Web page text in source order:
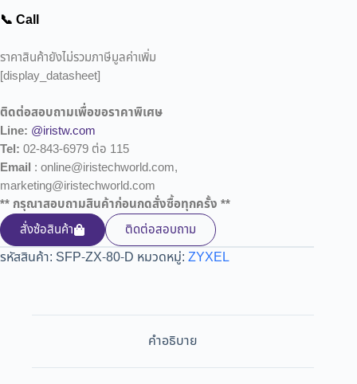
📞 Call
ราคาสินค้ายังไม่รวมภาษีมูลค่าเพิ่ม
[display_datasheet]
ติดต่อสอบถามเพื่อขอราคาพิเศษ
Line: @iristw.com
Tel: 02-843-6979 ต่อ 115
Email : online@iristechworld.com,
marketing@iristechworld.com
** กรุณาสอบถามสินค้าก่อนกดสั่งซื้อทุกครั้ง **
สั่งซ้อสินค้า
ติดต่อสอบถาม
รหัสสินค้า: SFP-ZX-80-D หมวดหมู่: ZYXEL
คำอธิบาย